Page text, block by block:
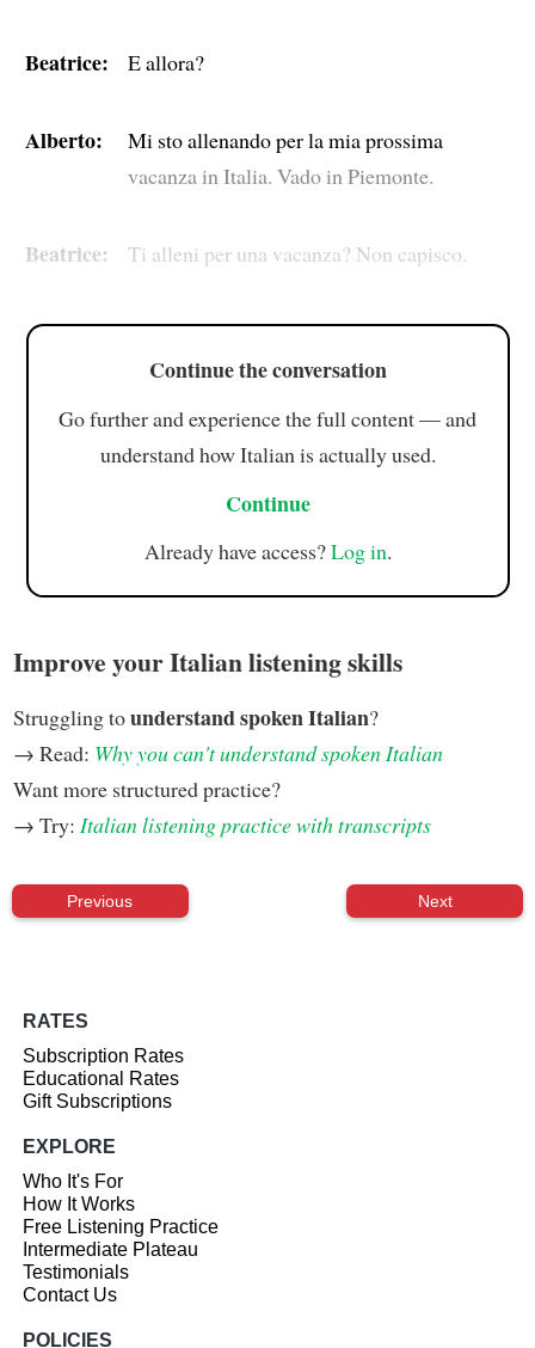
Beatrice: E allora?
Alberto:
Mi sto allenando per la mia prossima
vacanza in Italia. Vado in Piemonte.
Beatrice: Ti alleni per una vacanza? Non capisco.
Continue the conversation
Go further and experience the full content — and
understand how Italian is actually used.
Continue
Already have access?Log in.
Improve your Italian listening skills
Struggling tounderstand spoken Italian?
→ Read: Why you can't understand spoken Italian
Want more structured practice?
→ Try: Italian listening practice with transcripts
Previous Next
RATES
Subscription Rates
Educational Rates
Gift Subscriptions
EXPLORE
Who It's For
How It Works
Free Listening Practice
Intermediate Plateau
Testimonials
Contact Us
POLICIES